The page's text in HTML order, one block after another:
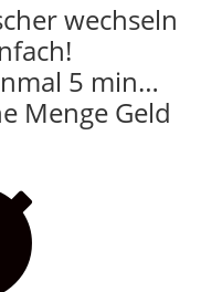
wechseln
5 min…
Menge Geld